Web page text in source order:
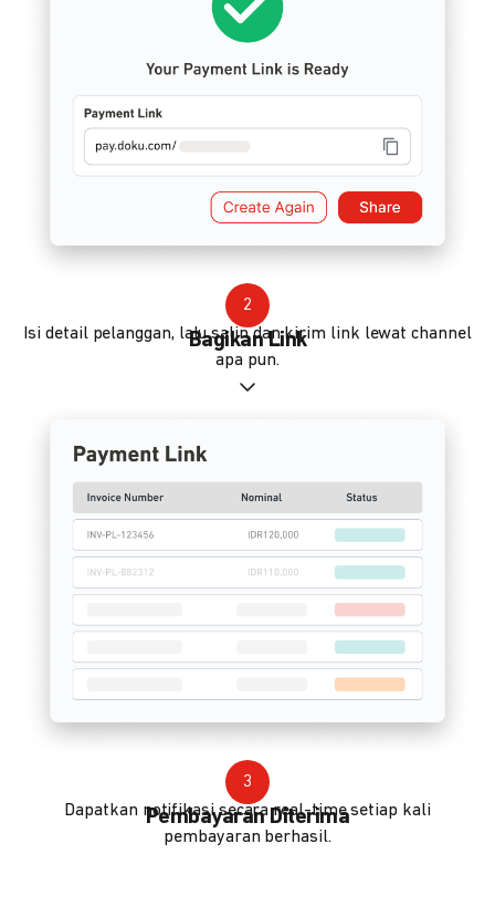
2
Bagikan Link
Isi detail pelanggan, lalu salin dan kirim link lewat channel
apa pun.
3
Pembayaran Diterima
Dapatkan notifikasi secara real-time setiap kali
pembayaran berhasil.